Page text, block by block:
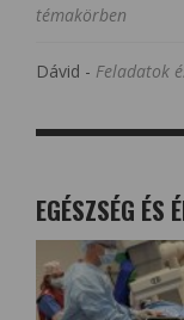
témakörben
Dávid - Feladatok
EGÉSZSÉG ÉS